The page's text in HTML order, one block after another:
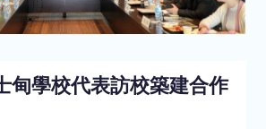
甸學校代表訪校築建合作